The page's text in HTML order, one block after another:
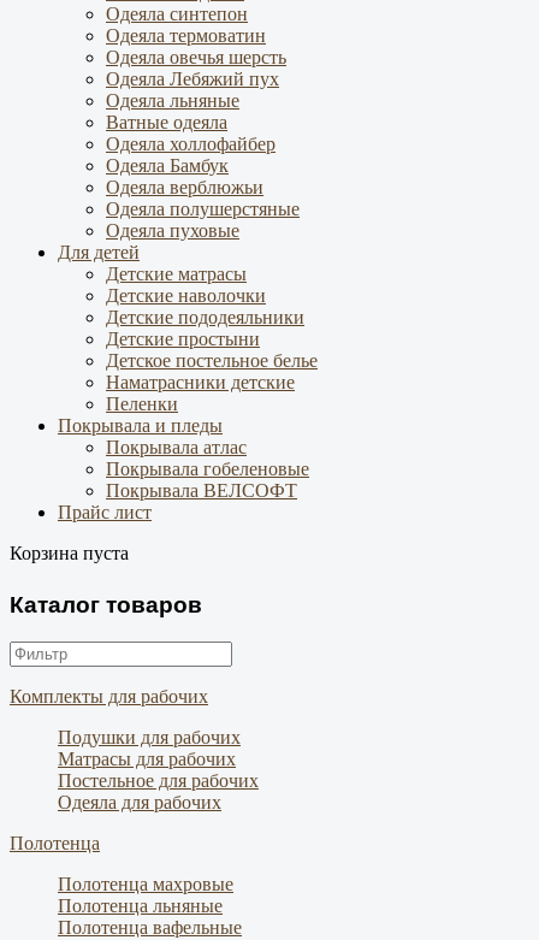
Одеяла синтепон
Одеяла термоватин
Одеяла овечья шерсть
Одеяла Лебяжий пух
Одеяла льняные
Ватные одеяла
Одеяла холлофайбер
Одеяла Бамбук
Одеяла верблюжьи
Одеяла полушерстяные
Одеяла пуховые
Для детей
Детские матрасы
Детские наволочки
Детские пододеяльники
Детские простыни
Детское постельное белье
Наматрасники детские
Пеленки
Покрывала и пледы
Покрывала атлас
Покрывала гобеленовые
Покрывала ВЕЛСОФТ
Прайс лист
Корзина пуста
Каталог товаров
Комплекты для рабочих
Подушки для рабочих
Матрасы для рабочих
Постельное для рабочих
Одеяла для рабочих
Полотенца
Полотенца махровые
Полотенца льняные
Полотенца вафельные